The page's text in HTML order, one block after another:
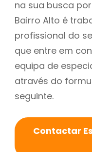
na sua busca
Bairro Alto é
profissional do
que entre em
equipa de
através do
seguinte.
Contactar